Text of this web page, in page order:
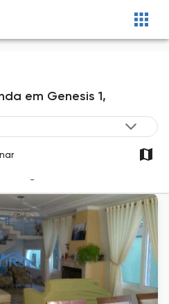
em Genesis 1,
-